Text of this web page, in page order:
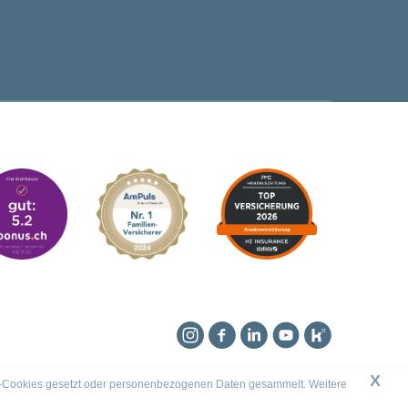
gesetzt oder personenbezogenen Daten gesammelt. Weitere
X
Instagram
Facebook
Linkedin
YouTubeKununu